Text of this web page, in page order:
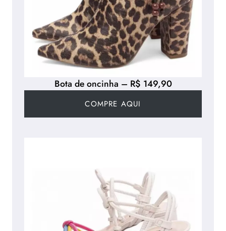
Bota de oncinha – R$ 149,90
COMPRE AQUI